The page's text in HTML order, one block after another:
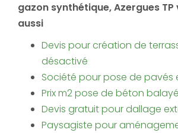
gazon synthétique, Azergues
aussi
Devis pour création de
désactivé
Société pour pose de pavés
Prix m2 pose de béton balayé
Devis gratuit pour dallage
Paysagiste pour